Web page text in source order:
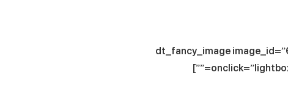
[dt_fancy_image
onclick=”lightbox”